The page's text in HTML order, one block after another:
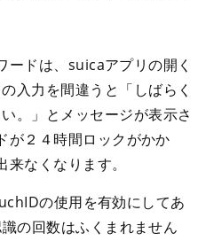
ドは、suicaアプリの開く
入力を間違うと「しばらく
。」とメッセージが表示さ
が２４時間ロックがかか
なくなります。
の使用を有効にしてあ
の回数はふくまれません